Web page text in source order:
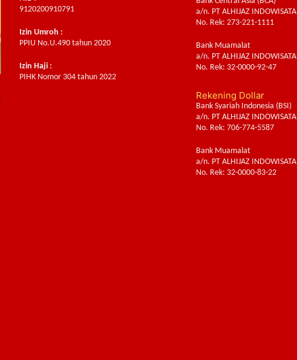
9120200910791
Izin Umroh :
PPIU No.U.490 tahun 2020
Izin Haji :
PIHK Nomor 304 tahun 2022
a/n. PT ALHIJAZ INDOWISATA
No. Rek: 273-221-1111
Bank Muamalat
a/n. PT ALHIJAZ INDOWISATA
No. Rek: 32-0000-92-47
Rekening Dollar
Bank Syariah Indonesia (BSI)
a/n. PT ALHIJAZ INDOWISATA
No. Rek: 706-774-5587
Bank Muamalat
a/n. PT ALHIJAZ INDOWISATA
No. Rek: 32-0000-83-22